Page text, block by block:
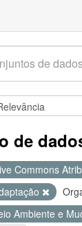
de
Commons
Ambiente e